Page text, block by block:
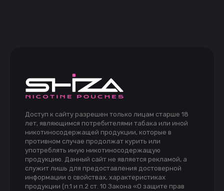
Доступ к сайту разрешен только лицам старше 18
лет, являющимся потребителями табака или иной
никотиносодержащей продукции, которые в
противном случае продолжат курить или
употреблять иную никотиносодержащую
продукцию. Данный сайт не является рекламой, а
служит лишь для предоставления достоверной
информации о свойствах, характеристиках
продукции (п.1 и п.2 ст. 10 Закона «О защите прав